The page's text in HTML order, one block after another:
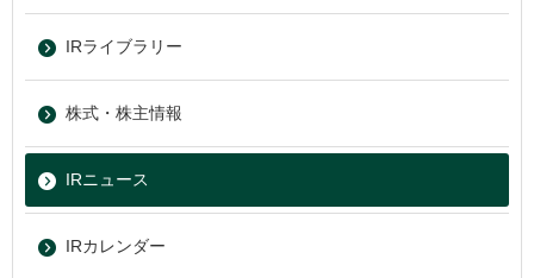
IRライブラリー
株式・株主情報
IRニュース
IRカレンダー